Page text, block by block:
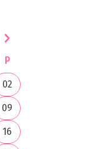
P
02
09
16